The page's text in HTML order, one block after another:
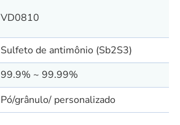
VD0810
Sulfeto de antimônio (Sb2S3)
99.9% ~ 99.99%
Pó/grânulo/ personalizado